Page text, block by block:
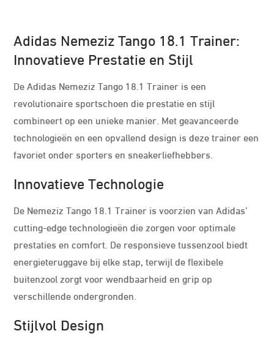
Adidas Nemeziz Tango 18.1 Trainer:
Innovatieve Prestatie en Stijl
De Adidas Nemeziz Tango 18.1 Trainer is een
revolutionaire sportschoen die prestatie en stijl
combineert op een unieke manier. Met geavanceerde
technologieën en een opvallend design is deze trainer een
favoriet onder sporters en sneakerliefhebbers.
Innovatieve Technologie
De Nemeziz Tango 18.1 Trainer is voorzien van Adidas’
cutting-edge technologieën die zorgen voor optimale
prestaties en comfort. De responsieve tussenzool biedt
energieteruggave bij elke stap, terwijl de flexibele
buitenzool zorgt voor wendbaarheid en grip op
verschillende ondergronden.
Stijlvol Design